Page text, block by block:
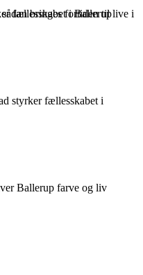
bringes fortiden til live i
styrker fællesskabet i
Ballerup farve og liv
fællesskabet i Ballerup